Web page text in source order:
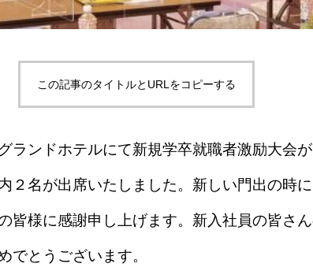
この記事のタイトルとURLをコピーする
ンドホテルにて新規学卒就職者激励大会
２名が出席いたしました。新しい門出の時
皆様に感謝申し上げます。新入社員の皆さ
でとうございます。